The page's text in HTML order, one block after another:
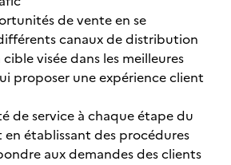
de vente en se
canaux de distribution
visée dans les meilleures
proposer une expérience client
de service à chaque étape du
en établissant des procédures
aux demandes des clients